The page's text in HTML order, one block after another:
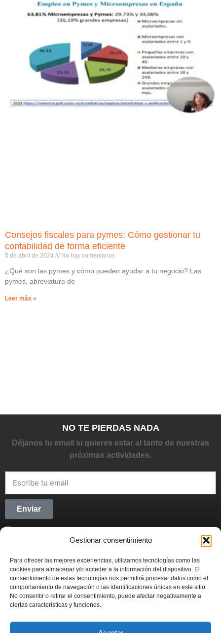
Gestionar consentimiento
Para ofrecer las mejores experiencias, utilizamos tecnologías como las
cookies para almacenar y/o acceder a la información del dispositivo. El
consentimiento de estas tecnologías nos permitirá procesar datos como el
comportamiento de navegación o las identificaciones únicas en este sitio.
No consentir o retirar el consentimiento, puede afectar negativamente a
ciertas características y funciones.
Consejos fiscales para pymes: Cómo gestionar tu
contabilidad de forma eficiente
5 de abril de 2024 No hay comentarios
¿Qué son las pymes y cómo pueden ayudar a tu negocio? Las
pymes, abreviatura de
Leer más »
NO TE PIERDAS NADA
Déjanos tu email si quieres estar al tanto de nuestras
próximas actividades.
Enviar
Síguenos en Redes Sociales y forma parte del
movimiento emprendedor.